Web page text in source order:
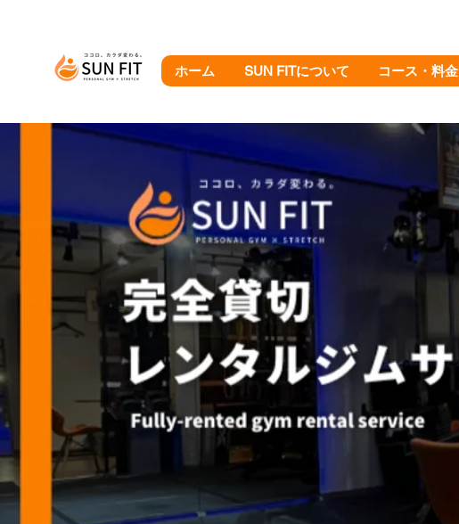
ホーム SUN FITについて コース・料金